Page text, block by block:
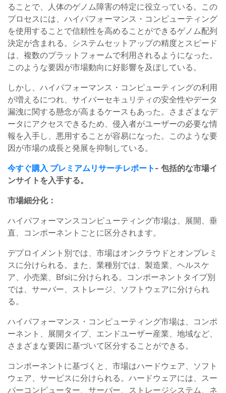
ることで、人体のゲノム障害の特定に役立っている。この
プロセスには、ハイパフォーマンス・コンピューティング
を使用することで信頼性を高めることができるゲノム配列
決定が含まれる。システムセットアップの精度とスピード
は、複数のプラットフォームで利用されるようになった。
このような要因が市場動向に好影響を及ぼしている。
しかし、ハイパフォーマンス・コンピューティングの利用
が増えるにつれ、サイバーセキュリティの安全性やデータ
漏洩に関する懸念が高まるケースもあった。さまざまなデ
ータにアクセスできるため、侵入者がユーザーの必要な情
報を入手し、悪用することが容易になった。このような要
因が市場の成長と発展を抑制している。
今すぐ購入 プレミアムリサーチレポート - 包括的な市場イ
ンサイトを入手する。
市場細分化：
ハイパフォーマンスコンピューティング市場は、展開、垂
直、コンポーネントごとに区分されます。
デプロイメント別では、市場はオンクラウドとオンプレミ
スに分けられる。また、業種別では、製造業、ヘルスケ
ア、小売業、Bfsiに分けられる。コンポーネントタイプ別
では、サーバー、ストレージ、ソフトウェアに分けられ
る。
ハイパフォーマンス・コンピューティング市場は、コンポ
ーネント、展開タイプ、エンドユーザー産業、地域など、
さまざまな要因に基づいて区分することができる。
コンポーネントに基づくと、市場はハードウェア、ソフト
ウェア、サービスに分けられる。ハードウェアには、スー
パーコンピューター、サーバー、ストレージシステム、ネ